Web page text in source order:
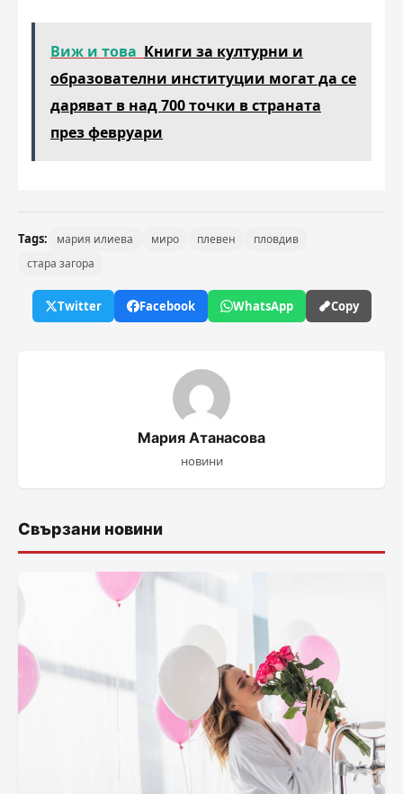
Виж и това Книги за културни и
образователни институции могат да се
даряват в над 700 точки в страната
през февруари
Tags: мария илиева миро плевен
пловдив
стара загора
Twitter Facebook WhatsApp Copy
Мария Атанасова
новини
Свързани новини